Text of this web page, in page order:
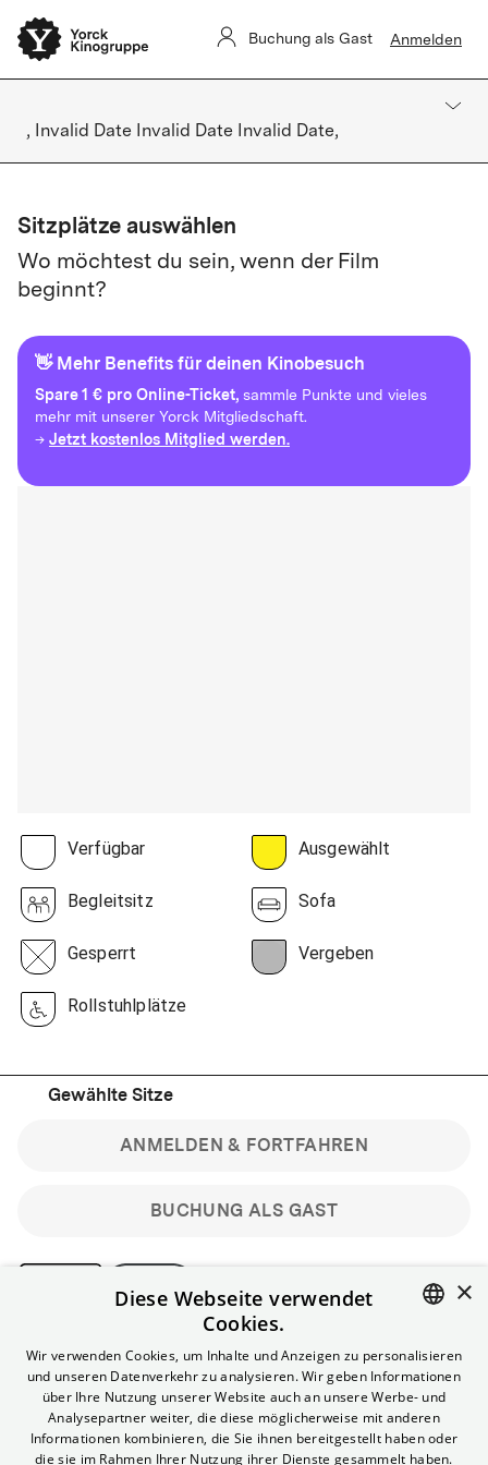
Buchung als Gast Anmelden
, Invalid Date Invalid Date Invalid Date,
Sitzplätze auswählen
Wo möchtest du sein, wenn der Film
beginnt?
👋 Mehr Benefits für deinen Kinobesuch
Spare1 € pro Online-Ticket, sammle Punkte und vieles
mehr mit unserer Yorck Mitgliedschaft.
→ Jetzt kostenlos Mitglied werden.
Verfügbar Ausgewählt
Begleitsitz Sofa
Gesperrt Vergeben
Rollstuhlplätze
Gewählte Sitze
BUCHUNG ALS GAST
ANMELDEN & FORTFAHREN
Bitte beachte: Gastbuchungen sind nicht stornierbar.
Registriere dich kostenlos für bis zu 90 min vor Filmbeginn
stornierbare Tickets für reguläre Vorstellungen.
Unlimited-Mitglied? Melde dich an, um deine Benefits
nutzen zu können.
ENGLISH
×
Diese Webseite verwendet
Cookies.
Wir verwenden Cookies, um Inhalte und Anzeigen zu personalisieren
und unseren Datenverkehr zu analysieren. Wir geben Informationen
über Ihre Nutzung unserer Website auch an unsere Werbe- und
Analysepartner weiter, die diese möglicherweise mit anderen
Informationen kombinieren, die Sie ihnen bereitgestellt haben oder
die sie im Rahmen Ihrer Nutzung ihrer Dienste gesammelt haben.